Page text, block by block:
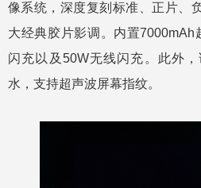
像系统，深度复刻标准、正片、
大经典胶片影调。内置
闪充以及50W无线闪充。此外
水，支持超声波屏幕指纹。